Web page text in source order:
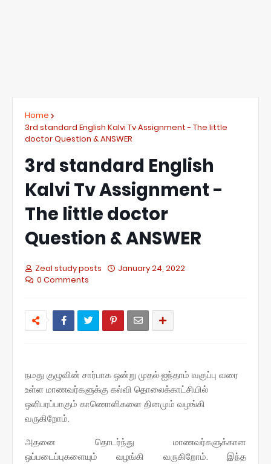
Home
3rd standard English Kalvi Tv Assignment - The little
doctor Question & ANSWER
3rd standard English
Kalvi Tv Assignment -
The little doctor
Question & ANSWER
Zeal study posts
January 24, 2022
0 Comments
நமது குழுவின் சார்பாக ஒன்று முதல் ஐந்தாம் வகுப்பு வரை
உள்ள மாணவர்களுக்கு கல்வி தொலைக்காட்சியில்
ஒளிபரப்பாகும் காணொளிகளை தினமும் வழங்கி
வருகிறோம்.
அதனை தொடர்ந்து மாணவர்களுக்கான
ஒப்படைப்புகளையும் வழங்கி வருகிறோம். இந்த